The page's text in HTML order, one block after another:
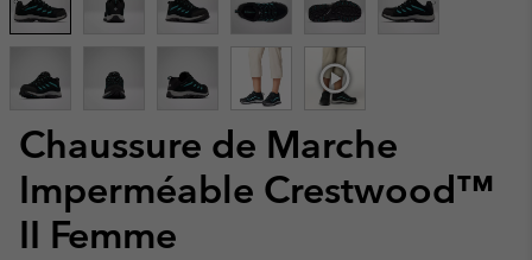
Chaussure de Marche
Imperméable Crestwood™
II Femme